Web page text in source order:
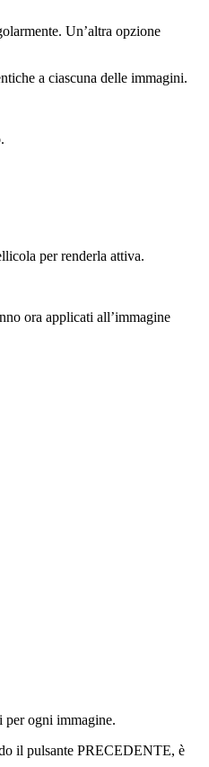
Un’altra opzione
a ciascuna delle immagini.
per renderla attiva.
ora applicati all’immagine
per ogni immagine.
il pulsante PRECEDENTE, è